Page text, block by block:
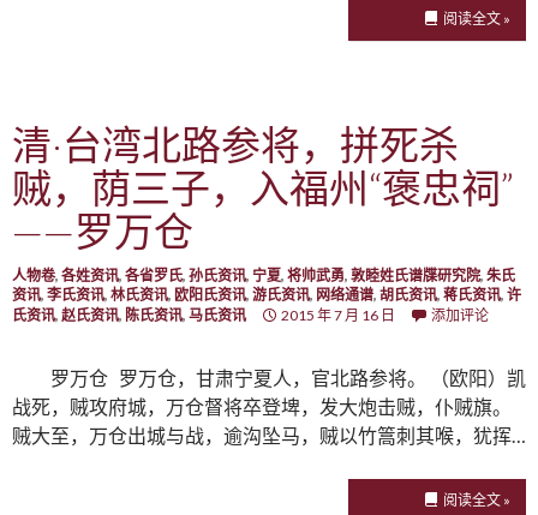
阅读全文 »
清·台湾北路参将，拼死杀
贼，荫三子，入福州“褒忠祠”
——罗万仓
人物卷, 各姓资讯, 各省罗氏, 孙氏资讯, 宁夏, 将帅武勇, 敦睦姓氏谱牒研究院, 朱氏
资讯, 李氏资讯, 林氏资讯, 欧阳氏资讯, 游氏资讯, 网络通谱, 胡氏资讯, 蒋氏资讯, 许
氏资讯, 赵氏资讯, 陈氏资讯, 马氏资讯 2015 年 7 月 16 日 添加评论
罗万仓 罗万仓，甘肃宁夏人，官北路参将。 （欧阳）凯
战死，贼攻府城，万仓督将卒登埤，发大炮击贼，仆贼旗。
贼大至，万仓出城与战，逾沟坠马，贼以竹篙刺其喉，犹挥…
阅读全文 »